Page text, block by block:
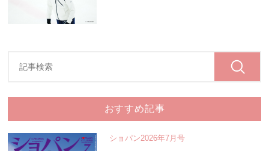
おすすめ記事
ショパン2026年7月号